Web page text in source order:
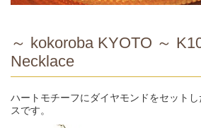
～ kokoroba KYOTO ～
Necklace
ハートモチーフにダイヤモンドをセット
スです。